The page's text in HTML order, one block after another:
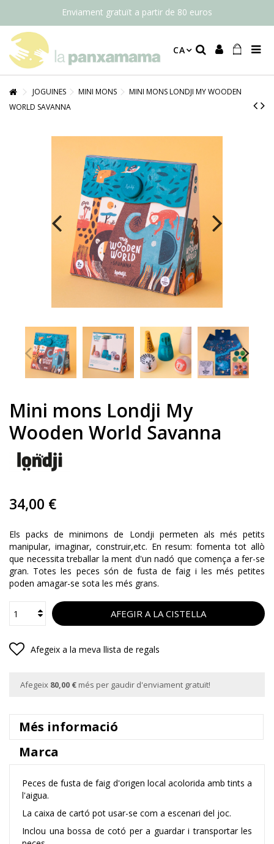
Enviament gratuït a partir de 80 euros
CA
JOGUINES MINI MONS
MINI MONS LONDJI MY WOODEN
WORLD SAVANNA
Mini mons Londji My
Wooden World Savanna
34,00 €
Els packs de minimons de Londji permeten als més petits
manipular, imaginar, construir,etc. En resum: fomenta tot allò
que necessita treballar la ment d'un nadó que comença a fer-se
gran. Totes les peces són de fusta de faig i les més petites
poden amagar-se sota les més grans.
AFEGIR A LA CISTELLA
Afegeix a la meva llista de regals
Afegeix 80,00 € més per gaudir d'enviament gratuït!
Més informació
Marca
Peces de fusta de faig d'origen local acolorida amb tints a
l'aigua.
La caixa de cartó pot usar-se com a escenari del joc.
Inclou una bossa de cotó per a guardar i transportar les